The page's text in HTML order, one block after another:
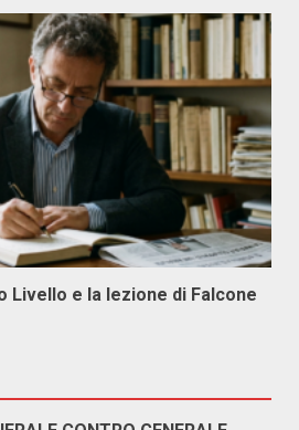
Livello e la lezione di Falcone